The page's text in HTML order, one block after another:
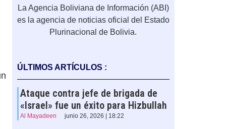
La Agencia Boliviana de Información (ABI)
es la agencia de noticias oficial del Estado
Plurinacional de Bolivia.
ÚLTIMOS ARTÍCULOS :
Ataque contra jefe de brigada de
«Israel» fue un éxito para Hizbullah
Al Mayadeen junio 26, 2026 | 18:22